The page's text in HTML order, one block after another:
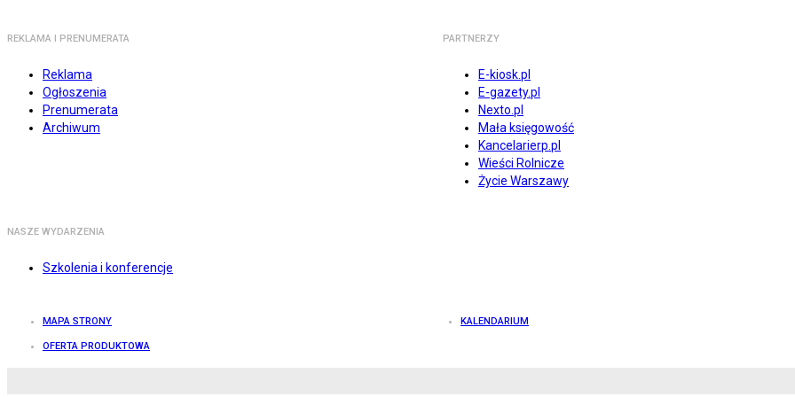
REKLAMA I PRENUMERATA
Reklama
Ogłoszenia
Prenumerata
Archiwum
PARTNERZY
E-kiosk.pl
E-gazety.pl
Nexto.pl
Mała księgowość
Kancelarierp.pl
Wieści Rolnicze
Życie Warszawy
NASZE WYDARZENIA
Szkolenia i konferencje
MAPA STRONY KALENDARIUM
OFERTA PRODUKTOWA